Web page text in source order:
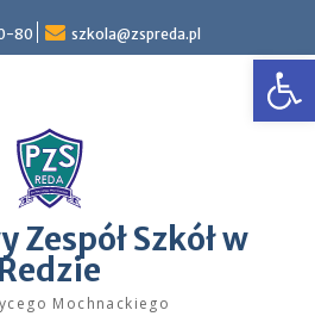
80 szkola@zspreda.pl
Zespół Szkół w
Redzie
Mochnackiego